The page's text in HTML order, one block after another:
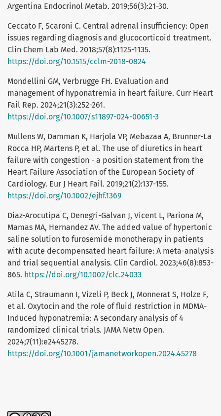
Argentina Endocrinol Metab. 2019;56(3):21-30.
Ceccato F, Scaroni C. Central adrenal insufficiency: Open
issues regarding diagnosis and glucocorticoid treatment.
Clin Chem Lab Med. 2018;57(8):1125-1135.
https://doi.org/10.1515/cclm-2018-0824
Mondellini GM, Verbrugge FH. Evaluation and
management of hyponatremia in heart failure. Curr Heart
Fail Rep. 2024;21(3):252-261.
https://doi.org/10.1007/s11897-024-00651-3
Mullens W, Damman K, Harjola VP, Mebazaa A, Brunner-La
Rocca HP, Martens P, et al. The use of diuretics in heart
failure with congestion - a position statement from the
Heart Failure Association of the European Society of
Cardiology. Eur J Heart Fail. 2019;21(2):137-155.
https://doi.org/10.1002/ejhf.1369
Diaz-Arocutipa C, Denegri-Galvan J, Vicent L, Pariona M,
Mamas MA, Hernandez AV. The added value of hypertonic
saline solution to furosemide monotherapy in patients
with acute decompensated heart failure: A meta-analysis
and trial sequential analysis. Clin Cardiol. 2023;46(8):853-
865. https://doi.org/10.1002/clc.24033
Atila C, Straumann I, Vizeli P, Beck J, Monnerat S, Holze F,
et al. Oxytocin and the role of fluid restriction in MDMA-
Induced hyponatremia: A secondary analysis of 4
randomized clinical trials. JAMA Netw Open.
2024;7(11):e2445278.
https://doi.org/10.1001/jamanetworkopen.2024.45278